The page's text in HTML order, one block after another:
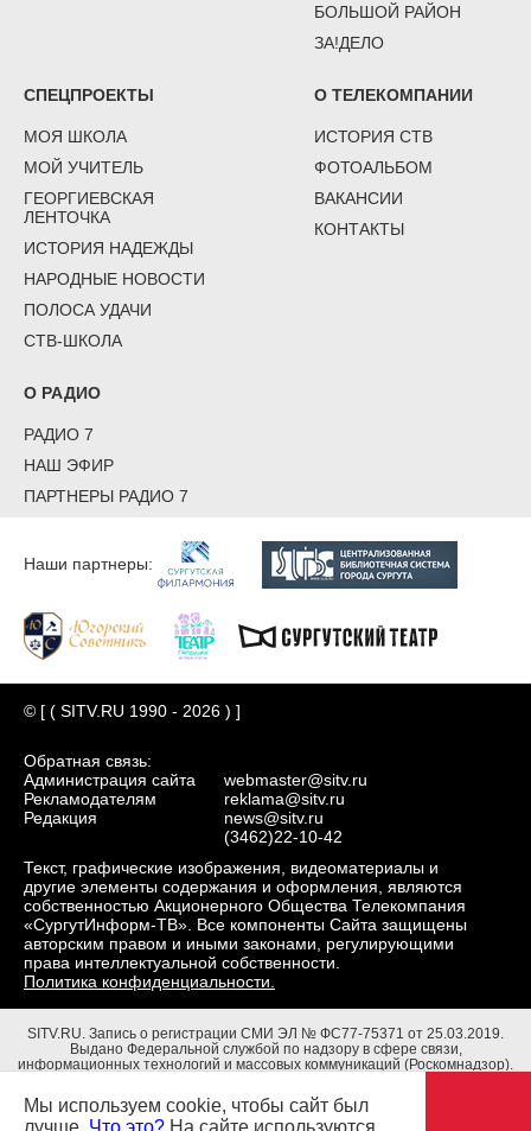
БОЛЬШОЙ РАЙОН
ЗА!ДЕЛО
СПЕЦПРОЕКТЫ
МОЯ ШКОЛА
МОЙ УЧИТЕЛЬ
ГЕОРГИЕВСКАЯ
ЛЕНТОЧКА
ИСТОРИЯ НАДЕЖДЫ
НАРОДНЫЕ НОВОСТИ
ПОЛОСА УДАЧИ
СТВ-ШКОЛА
О ТЕЛЕКОМПАНИИ
ИСТОРИЯ СТВ
ФОТОАЛЬБОМ
ВАКАНСИИ
КОНТАКТЫ
О РАДИО
РАДИО 7
НАШ ЭФИР
ПАРТНЕРЫ РАДИО 7
Наши партнеры:
© [ ( SITV.RU 1990 - 2026 ) ]
Обратная связь:
Администрация сайта
Рекламодателям
Редакция
webmaster@sitv.ru
reklama@sitv.ru
news@sitv.ru
(3462)22-10-42
Текст, графические изображения, видеоматериалы и
другие элементы содержания и оформления, являются
собственностью Акционерного Общества Телекомпания
«СургутИнформ-ТВ». Все компоненты Сайта защищены
авторским правом и иными законами, регулирующими
права интеллектуальной собственности.
Политика конфиденциальности.
SITV.RU. Запись о регистрации СМИ ЭЛ № ФС77-75371 от 25.03.2019.
Выдано Федеральной службой по надзору в сфере связи,
информационных технологий и массовых коммуникаций (Роскомнадзор).
Адрес редакции: 628403, Тюменская обл., ХМАО - Югра, г. Сургут, ул.
Маяковского, д. 16. Главный редактор: Чубенко В.Л.
Мы используем cookie, чтобы сайт был
лучше. Что это? На сайте используются